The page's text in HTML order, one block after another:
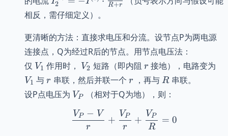
= \frac{V}
{R+2r}
= -
I^{(1)}
\cdot
\frac{R}
{R+r}
2 R+r
相反，需仔细定义）。
更清晰的方法：直接求电压和分流。设节点P为两电源
连接点，Q为经过R后的节点。用节点电压法：
仅 V_1
V1 作用时， V_2
V2 短路（即内阻 r
r 接地），电路变为
V1 与r
r 串联，然后并联一个 r
r ，再与R
R串联。
设P点电压为 V_P
VP
（相对于Q为地），则：
\frac{V_P - V}{r} +
r
VP − V
+
r
VP +
R
VP = 0